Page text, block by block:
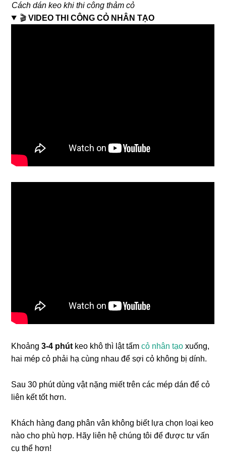
Cách dán keo khi thi công thảm cỏ
🎬VIDEO THI CÔNG CỎ NHÂN TẠO
Khoảng3-4 phút keo khô thì lật tấmcỏ nhân tạo xuống,
hai mép cỏ phải hạ cùng nhau để sợi cỏ không bị dính.
Sau 30 phút dùng vật nặng miết trên các mép dán để cỏ
liên kết tốt hơn.
Khách hàng đang phân vân không biết lựa chọn loại keo
nào cho phù hợp. Hãy liên hệ chúng tôi để được tư vấn
cụ thể hơn!